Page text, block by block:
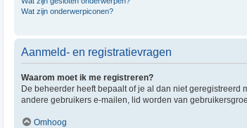
Wat zijn onderwerpiconen?
Aanmeld- en registratievragen
Waarom moet ik me registreren?
De beheerder heeft bepaalt of je al dan niet
andere gebruikers e-mailen, lid worden van
Omhoog